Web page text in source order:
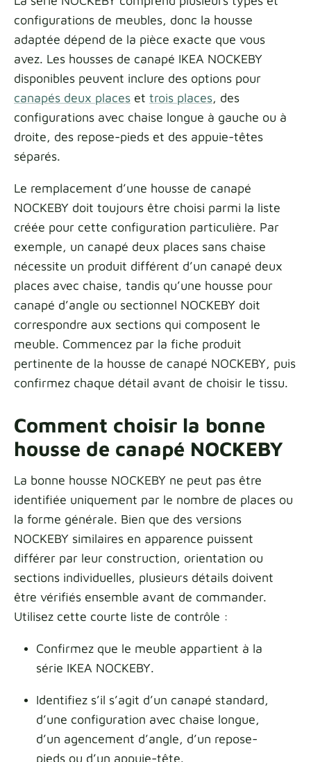
configurations de meubles, donc la housse
adaptée dépend de la pièce exacte que vous
avez. Les housses de canapé IKEA NOCKEBY
disponibles peuvent inclure des options pour
canapés deux places et trois places, des
configurations avec chaise longue à gauche ou à
droite, des repose-pieds et des appuie-têtes
séparés.
Le remplacement d’une housse de canapé
NOCKEBY doit toujours être choisi parmi la liste
créée pour cette configuration particulière. Par
exemple, un canapé deux places sans chaise
nécessite un produit différent d’un canapé deux
places avec chaise, tandis qu’une housse pour
canapé d’angle ou sectionnel NOCKEBY doit
correspondre aux sections qui composent le
meuble. Commencez par la fiche produit
pertinente de la housse de canapé NOCKEBY, puis
confirmez chaque détail avant de choisir le tissu.
Comment choisir la bonne
housse de canapé NOCKEBY
La bonne housse NOCKEBY ne peut pas être
identifiée uniquement par le nombre de places ou
la forme générale. Bien que des versions
NOCKEBY similaires en apparence puissent
différer par leur construction, orientation ou
sections individuelles, plusieurs détails doivent
être vérifiés ensemble avant de commander.
Utilisez cette courte liste de contrôle :
Confirmez que le meuble appartient à la
série IKEA NOCKEBY.
Identifiez s’il s’agit d’un canapé standard,
d’une configuration avec chaise longue,
d’un agencement d’angle, d’un repose-
pieds ou d’un appuie-tête.